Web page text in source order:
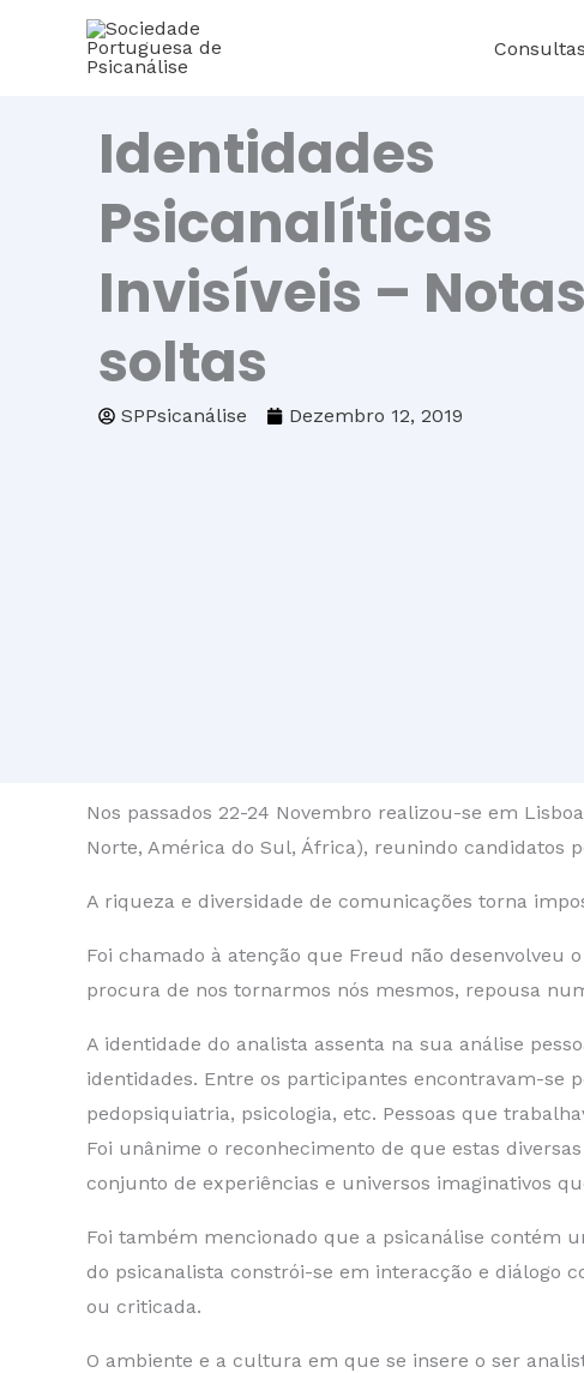
Consultas
Identidades
Psicanalíticas
Invisíveis – Notas
soltas
SPPsicanálise Dezembro 12, 2019
Nos passados 22-24 Novembro realizou-se em
Norte, América do Sul, África), reunindo candidatos
A riqueza e diversidade de comunicações torna
Foi chamado à atenção que Freud não desenvolveu
procura de nos tornarmos nós mesmos, repousa
A identidade do analista assenta na sua análise
identidades. Entre os participantes encontravam-se
pedopsiquiatria, psicologia, etc. Pessoas que
Foi unânime o reconhecimento de que estas
conjunto de experiências e universos imaginativos
Foi também mencionado que a psicanálise contém
do psicanalista constrói-se em interacção e diálogo
ou criticada.
O ambiente e a cultura em que se insere o ser